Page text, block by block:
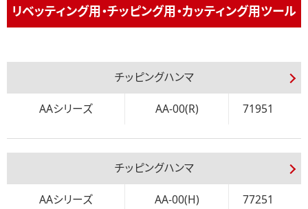
リベッティング用・チッピング用・カッティング用ツール
チッピングハンマ
AAシリーズ AA-00(R) 71951
チッピングハンマ
AAシリーズ AA-00(H) 77251